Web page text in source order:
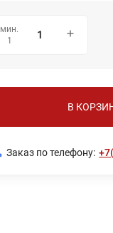
мин.
1
В
Заказ по телефону: